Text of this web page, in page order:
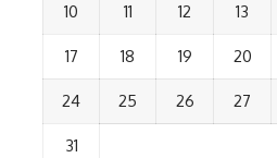
10 11 12 13
17 18 19 20
24 25 26 27
31